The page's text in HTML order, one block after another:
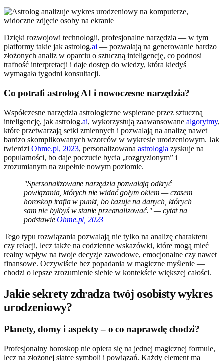
Dzięki rozwojowi technologii, profesjonalne narzędzia — w tym
platformy takie jak astrolog.ai — pozwalają na generowanie bardzo
złożonych analiz w oparciu o sztuczną inteligencję, co podnosi
trafność interpretacji i daje dostęp do wiedzy, która kiedyś
wymagała tygodni konsultacji.
Co potrafi astrolog AI i nowoczesne narzędzia?
Współczesne narzędzia astrologiczne wspierane przez sztuczną
inteligencję, jak astrolog.ai, wykorzystują zaawansowane algorytmy,
które przetwarzają setki zmiennych i pozwalają na analizę nawet
bardzo skomplikowanych wzorców w wykresie urodzeniowym. Jak
twierdzi Ohme.pl, 2023, personalizowana astrologia zyskuje na
popularności, bo daje poczucie bycia „rozgryzionym” i
zrozumianym na zupełnie nowym poziomie.
"Spersonalizowane narzędzia pozwalają odkryć
powiązania, których nie widać gołym okiem — czasem
horoskop trafia w punkt, bo bazuje na danych, których
sam nie byłbyś w stanie przeanalizować." — cytat na
podstawieOhme.pl, 2023
Tego typu rozwiązania pozwalają nie tylko na analizę charakteru
czy relacji, lecz także na codzienne wskazówki, które mogą mieć
realny wpływ na twoje decyzje zawodowe, emocjonalne czy nawet
finansowe. Oczywiście bez popadania w magiczne myślenie —
chodzi o lepsze zrozumienie siebie w kontekście większej całości.
Jakie sekrety zdradza twój osobisty wykres
urodzeniowy?
Planety, domy i aspekty – o co naprawdę chodzi?
Profesjonalny horoskop nie opiera się na jednej magicznej formule,
lecz na złożonej siatce symboli i powiązań. Każdy element ma